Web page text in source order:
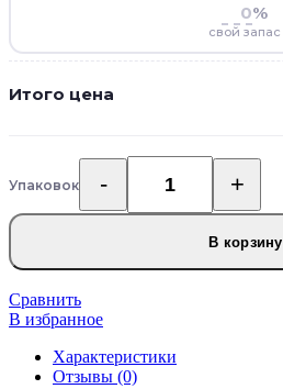
%
свой запас
Итого цена
УпаковокКоличество
товара
Кварцвиниловый
ламинат
Primavera
Ferrara
Fachas
В корзину
Сравнить
В избранное
Характеристики
Отзывы (0)